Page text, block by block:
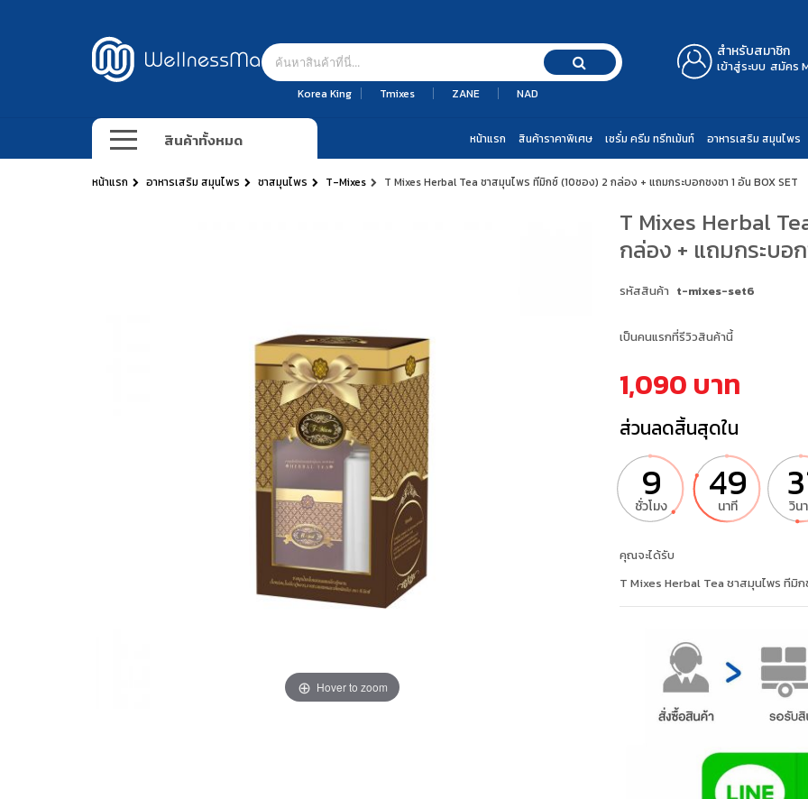
Korea King Tmixes ZANE NAD
สำหรับสมาชิก
เข้าสู่ระบบ สมัคร
สินค้าทั้งหมด หน้าแรก สินค้าราคาพิเศษ เซรั่ม ครีม ทรีทเม้นท์ อาหารเสริม สมุนไพร
หน้าแรก อาหารเสริม สมุนไพร ชาสมุนไพร T-Mixes T Mixes Herbal Tea ชาสมุนไพร ทีมิกซ์ (10ซอง) 2 กล่อง + แถมกระบอกชงชา 1 อัน BOX SET
T Mixes Herbal
กล่อง + แถมกระบอ
รหัสสินค้า t-mixes-set6
เป็นคนแรกที่รีวิวสินค้านี้
1,090 บาท
คุณจะได้รับ
T Mixes Herbal Tea ชาสมุนไพร ทีมิ
ส่วนลดสิ้นสุดใน
9
ชั่วโมง 49
นาที วิน
Hover to zoom